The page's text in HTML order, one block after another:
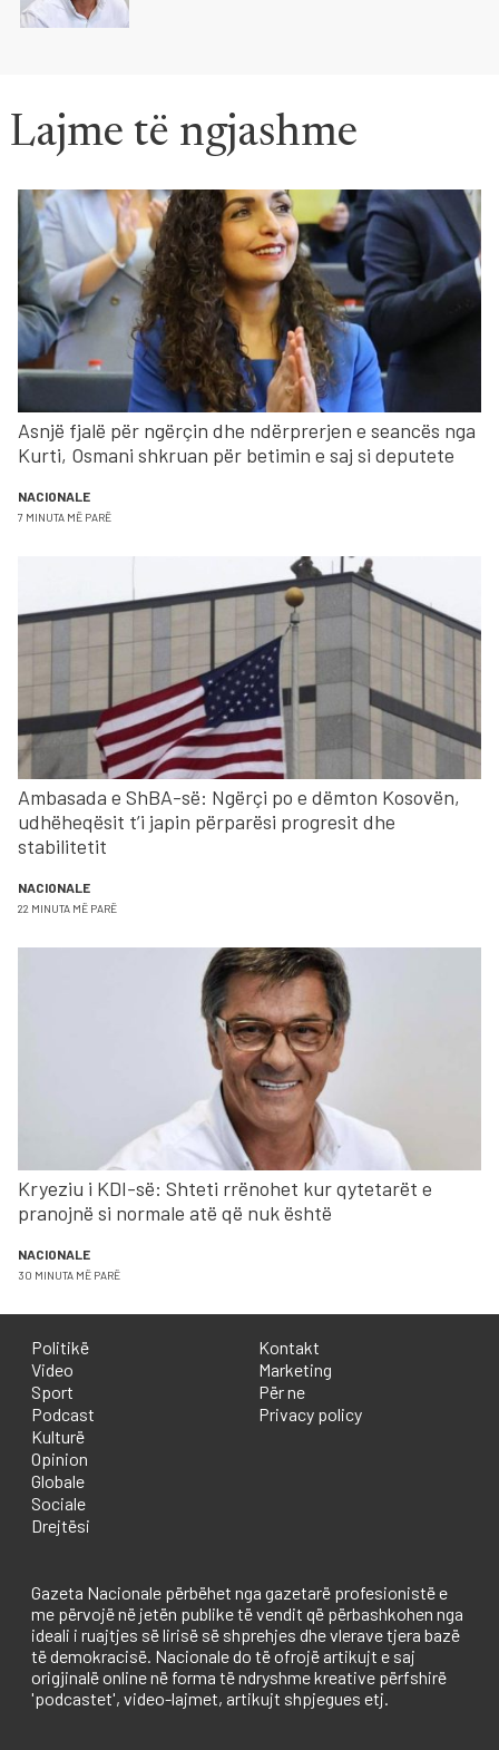
Lajme të ngjashme
Asnjë fjalë për ngërçin dhe ndërprerjen e seancës nga
Kurti, Osmani shkruan për betimin e saj si deputete
NACIONALE
7 MINUTA MË PARË
Ambasada e ShBA-së: Ngërçi po e dëmton Kosovën,
udhëheqësit t’i japin përparësi progresit dhe
stabilitetit
NACIONALE
22 MINUTA MË PARË
Kryeziu i KDI-së: Shteti rrënohet kur qytetarët e
pranojnë si normale atë që nuk është
NACIONALE
30 MINUTA MË PARË
Politikë
Video
Sport
Podcast
Kulturë
Opinion
Globale
Sociale
Drejtësi
Kontakt
Marketing
Për ne
Privacy policy
Gazeta Nacionale përbëhet nga gazetarë profesionistë e
me përvojë në jetën publike të vendit që përbashkohen nga
ideali i ruajtjes së lirisë së shprehjes dhe vlerave tjera bazë
të demokracisë. Nacionale do të ofrojë artikujt e saj
origjinalë online në forma të ndryshme kreative përfshirë
'podcastet', video-lajmet, artikujt shpjegues etj.